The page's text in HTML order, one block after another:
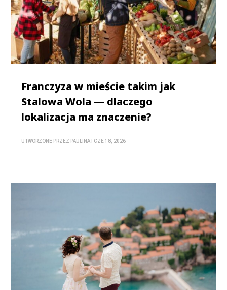
Franczyza w mieście takim jak
Stalowa Wola — dlaczego
lokalizacja ma znaczenie?
UTWORZONE PRZEZ PAULINA CZE 18, 2026